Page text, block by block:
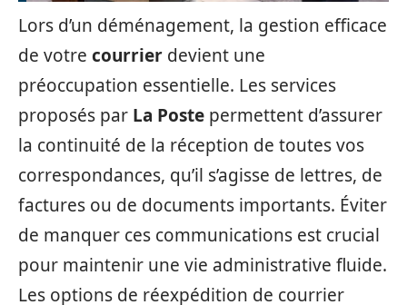
Lors d’un déménagement, la gestion efficace
de votre courrier devient une
préoccupation essentielle. Les services
proposés par La Poste permettent d’assurer
la continuité de la réception de toutes vos
correspondances, qu’il s’agisse de lettres, de
factures ou de documents importants. Éviter
de manquer ces communications est crucial
pour maintenir une vie administrative fluide.
Les options de réexpédition de courrier